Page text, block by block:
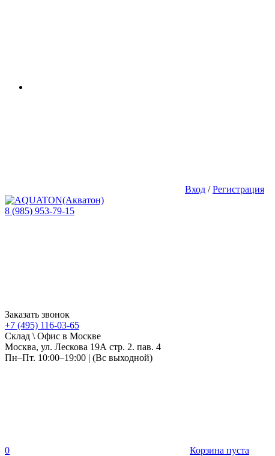
Вход /Регистрация
8 (985) 953-79-15
Заказать звонок
+7 (495) 116-03-65
Склад \ Офис в Москве
Москва, ул. Лескова 19А стр. 2. пав. 4
Пн–Пт. 10:00–19:00 | (Вс выходной)
0 Корзина пуста